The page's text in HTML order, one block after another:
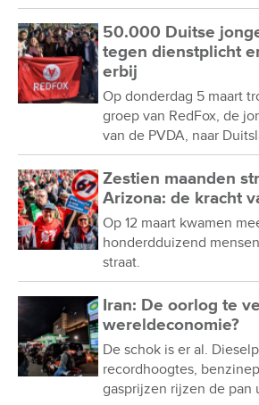
50.000 Duitse
tegen dienstplicht
erbij
Op donderdag 5 maart
groep van RedFox, de
van de PVDA, naar
Zestien maanden
Arizona: de kracht
Op 12 maart kwamen
honderdduizend
straat.
Iran: De oorlog te
wereldeconomie?
De schok is er al.
recordhoogtes,
gasprijzen rijzen de pan